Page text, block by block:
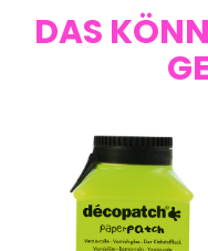
DAS